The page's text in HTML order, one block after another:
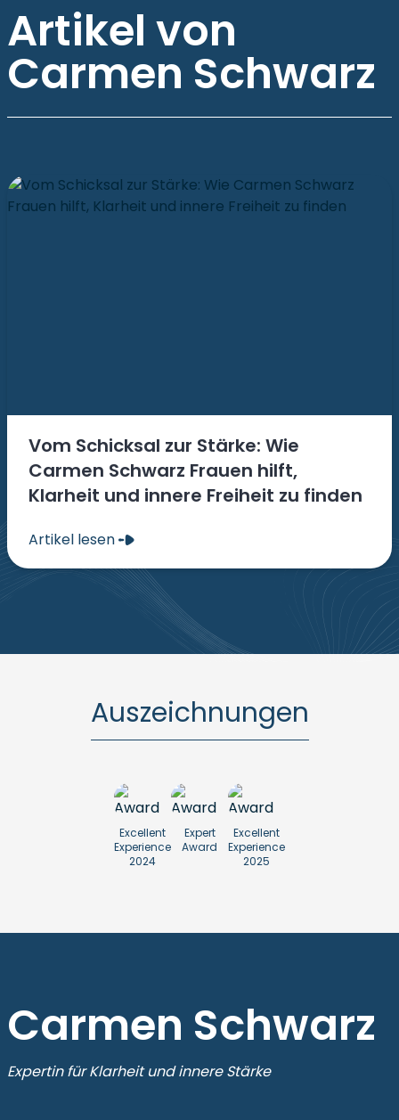
Artikel von
Carmen Schwarz
Vom Schicksal zur Stärke: Wie
Carmen Schwarz Frauen hilft,
Klarheit und innere Freiheit zu finden
Artikel lesen
Auszeichnungen
Excellent
Experience
2024
Expert
Award
Excellent
Experience
2025
Carmen Schwarz
Expertin für Klarheit und innere Stärke